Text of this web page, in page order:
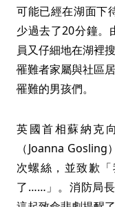
可能已經在湖面下
少過去了20分鐘。
員又仔細地在湖裡
罹難者家屬與社區
罹難的男孩們。
英國首相蘇納克
（Joanna
次螺絲，並致歉
了……」。消防局